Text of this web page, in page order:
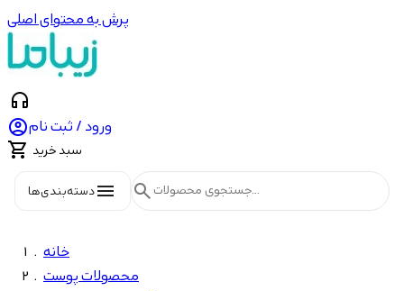
پرش به محتوای اصلی
headphones
ورود / ثبت نام
 سبد خرید
menuدسته‌بندی‌ها search
خانه
محصولات پوست